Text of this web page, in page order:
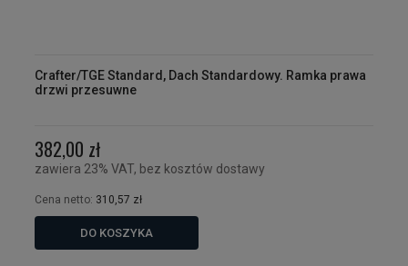
Crafter/TGE Standard, Dach Standardowy. Ramka prawa
drzwi przesuwne
382,00 zł
zawiera 23% VAT, bez kosztów dostawy
Cena netto: 310,57 zł
DO KOSZYKA